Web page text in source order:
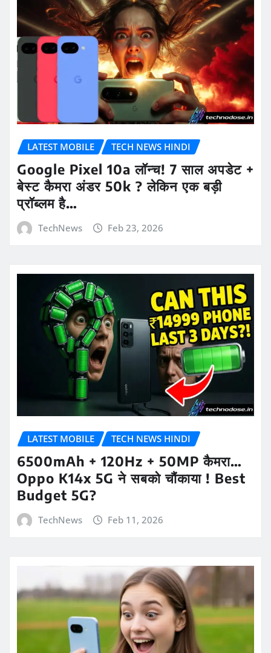
LATEST MOBILE TECH NEWS HINDI
Google Pixel 10a लॉन्च! 7 साल अपडेट +
बेस्ट कैमरा अंडर 50k ? लेकिन एक बड़ी
प्रॉब्लम है…
TechNews Feb 23, 2026
LATEST MOBILE TECH NEWS HINDI
6500mAh + 120Hz + 50MP कैमरा…
Oppo K14x 5G ने सबको चौंकाया ! Best
Budget 5G?
TechNews Feb 11, 2026